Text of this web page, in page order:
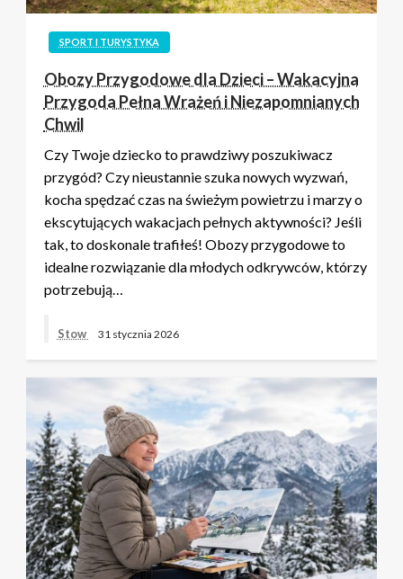
SPORT I TURYSTYKA
Obozy Przygodowe dla Dzieci – Wakacyjna
Przygoda Pełna Wrażeń i Niezapomnianych
Chwil
Czy Twoje dziecko to prawdziwy poszukiwacz
przygód? Czy nieustannie szuka nowych wyzwań,
kocha spędzać czas na świeżym powietrzu i marzy o
ekscytujących wakacjach pełnych aktywności? Jeśli
tak, to doskonale trafiłeś! Obozy przygodowe to
idealne rozwiązanie dla młodych odkrywców, którzy
potrzebują…
Stow 31 stycznia 2026